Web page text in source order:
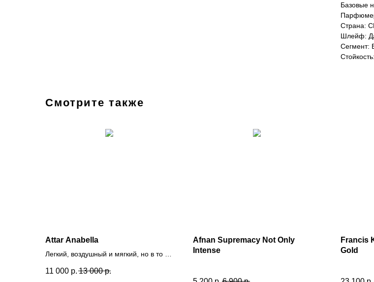
Базовые
Страна:
Шлейф:
Сегмент:
Смотрите также
Attar Anabella
Легкий, воздушный и мягкий, но в то же
и деликатным характером. Баланс
11 000 р. 13 000 р.
Afnan Supremacy Not Only
Intense
Francis
Gold